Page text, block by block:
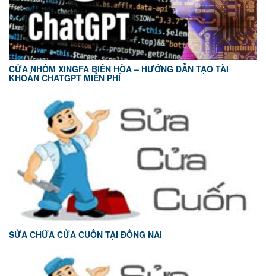
CỬA NHÔM XINGFA BIÊN HÒA – HƯỚNG DẪN TẠO TÀI
KHOẢN CHATGPT MIỄN PHÍ
SỬA CHỮA CỬA CUỐN TẠI ĐỒNG NAI